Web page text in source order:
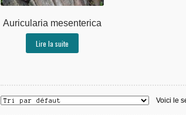
Auricularia mesenterica
Lire la suite
Voici le